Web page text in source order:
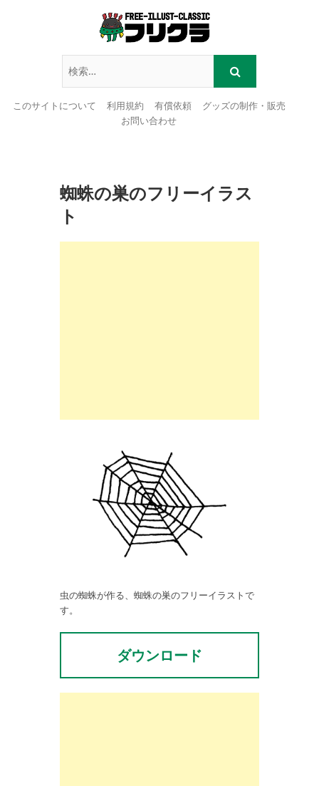
このサイトについて 利用規約 有償依頼
グッズの制作・販売
お問い合わせ
蜘蛛の巣のフリーイラス
ト
虫の蜘蛛が作る、蜘蛛の巣のフリーイラストで
す。
ダウンロード